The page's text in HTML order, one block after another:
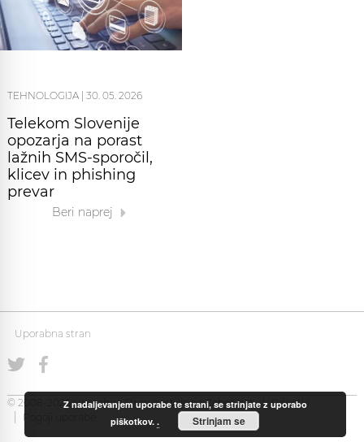
TEHNOLOGIJA 30. 05. 2026
Telekom Slovenije
opozarja na porast
lažnih SMS-sporočil,
klicev in phishing
prevar
Beri naprej
Uporabna stran
© 2008-2026 Uporabna Stran gostuje naZabec.net
Piškotki
Pogoji uporabe
Z nadaljevanjem uporabe te strani, se strinjate z uporabo
piškotkov.. Strinjam se